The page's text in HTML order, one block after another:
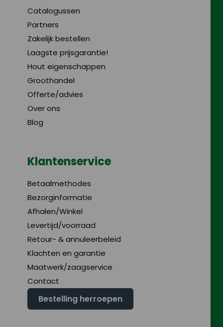
Catalogussen
Partners
Zakelijk bestellen
Laagste prijsgarantie!
Hout eigenschappen
Groothandel
Offerte/advies
Over ons
Blog
Klantenservice
Betaalmethodes
Bezorginformatie
Afhalen/Winkel
Levertijd/voorraad
Retour- & annuleerbeleid
Klachten en garantie
Maatwerk/zaagservice
Contact
Bestelling herroepen